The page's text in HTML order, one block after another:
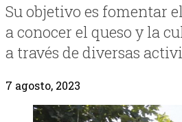
Su objetivo es fomentar
a conocer el queso y la
a través de diversas
7 agosto, 2023